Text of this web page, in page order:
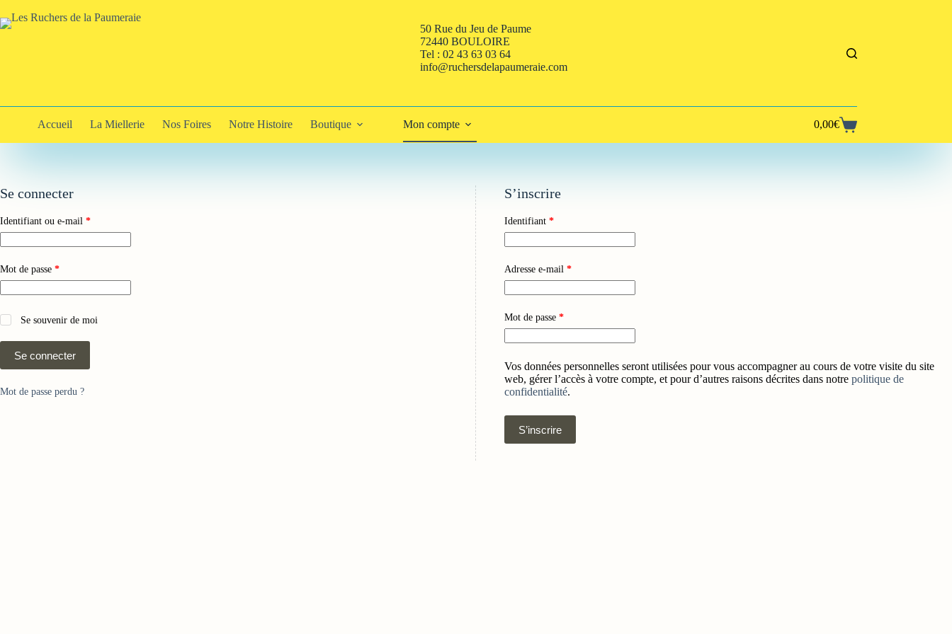
au
contenu
50 Rue du Jeu de Paume
72440 BOULOIRE
Tel : 02 43 63 03 64
info@ruchersdelapaumeraie.com
Accueil La Miellerie Nos Foires Notre Histoire Boutique Mon compte
Panier
d’achat
0,00€
Se connecter
Identifiant ou e-mail *Obligatoire
Mot de passe *Obligatoire
Se souvenir de moi
Se connecter
Mot de passe perdu ?
S’inscrire
Identifiant *Obligatoire
Adresse e-mail *Obligatoire
Mot de passe *Obligatoire
Vos données personnelles seront utilisées pour vous accompagner au cours de votre visite du site
web, gérer l’accès à votre compte, et pour d’autres raisons décrites dans notre politique de
confidentialité.
S’inscrire